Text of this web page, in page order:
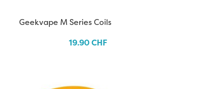
Geekvape M Series Coils
19.90CHF